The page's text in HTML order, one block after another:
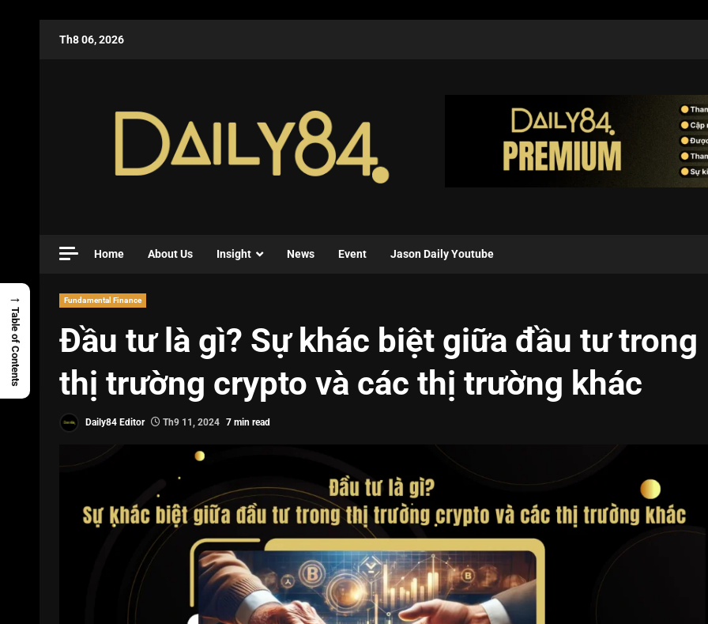
Th8 06, 2026
Home About Us Insight News Event Jason Daily Youtube
Fundamental Finance
Đầu tư là gì? Sự khác biệt giữa đầu tư trong
thị trường crypto và các thị trường khác
Daily84 Editor Th9 11, 2024 7 min read
→
Table of Contents